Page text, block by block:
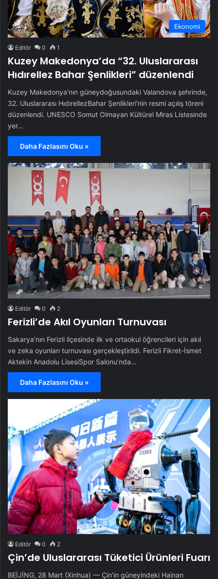
Ekonomi
Editör 0 1
Kuzey Makedonya’da “32. Uluslararası
Hıdırellez Bahar Şenlikleri” düzenlendi
Kuzey Makedonya’nın güneydoğusundaki Valandova şehrinde,
32. Uluslararası HıdırellezBahar Şenlikleri’nin resmi açılış töreni
düzenlendi. UNESCO Somut Olmayan Kültürel Miras Listesinde
yer…
Daha Fazlasını Oku »
Editör 0 2
Ferizli’de Akıl Oyunları Turnuvası
Sakarya’nın Ferizli ilçesinde ilk ve ortaokul öğrencileri için akıl
ve zeka oyunları turnuvası gerçekleştirildi. Ferizli Fikret-İsmet
Aktekin Anadolu LisesiSpor Salonu’nda…
Daha Fazlasını Oku »
Editör 0 2
Çin’de Uluslararası Tüketici Ürünleri Fuarı
BEİJİNG, 28 Mart (Xinhua) — Çin’in güneyindeki Hainan